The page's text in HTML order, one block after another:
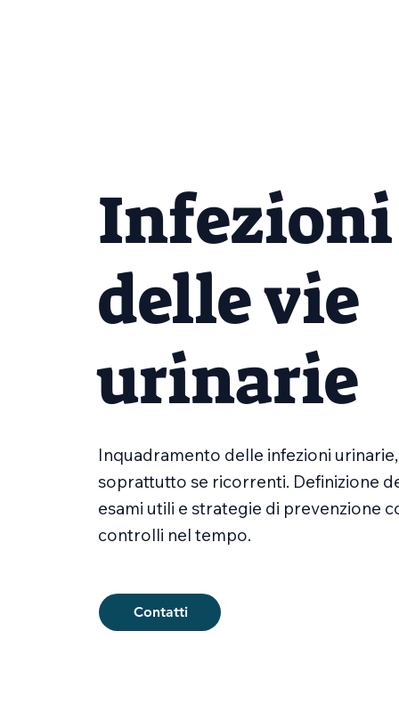
Infezioni
delle vie
urinarie
Inquadramento delle infezioni urinarie,
soprattutto se ricorrenti. Definizione
esami utili e strategie di prevenzione
controlli nel tempo.
Contatti